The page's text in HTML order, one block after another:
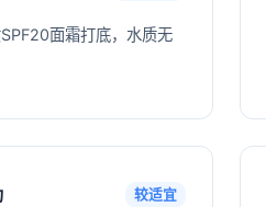
面霜打底，水质无
较适宜